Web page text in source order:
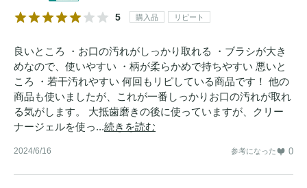
5 購入品 リピート
良いところ ・お口の汚れがしっかり取れる ・ブラシが大き
めなので、使いやすい ・柄が柔らかめで持ちやすい 悪いと
ころ ・若干汚れやすい 何回もリピしている商品です！ 他の
商品も使いましたが、これが一番しっかりお口の汚れが取れ
る気がします。 大抵歯磨きの後に使っていますが、クリー
ナージェルを使っ...続きを読む
2024/6/16 参考になった 0